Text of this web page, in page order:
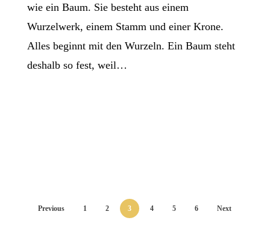
wie ein Baum. Sie besteht aus einem
Wurzelwerk, einem Stamm und einer Krone.
Alles beginnt mit den Wurzeln. Ein Baum steht
deshalb so fest, weil…
Previous 1 2 3 4 5 6 Next